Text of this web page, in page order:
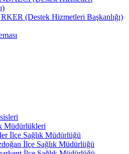
(Destek Hizmetleri Başkanlığı)
Müdürlükleri
İlçe Sağlık Müdürlüğü
İlçe Sağlık Müdürlüğü